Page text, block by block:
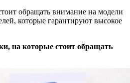
обращать внимание на модели
которые гарантируют высокое
на которые стоит обращать